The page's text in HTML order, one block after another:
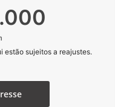
estão sujeitos a reajustes.